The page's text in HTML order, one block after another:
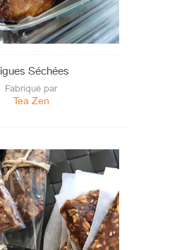
Séchées
Fabriqué par
Tea Zen